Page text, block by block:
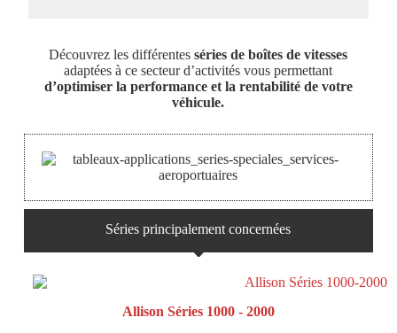
Découvrez les différentesséries de boîtes de vitesses
adaptées à ce secteur d’activités vous permettant
d’optimiser la performance et la rentabilité de votre
véhicule.
Séries principalement concernées
Allison Séries 1000 - 2000